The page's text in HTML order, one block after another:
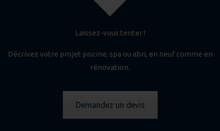
Laissez-vous tenter !
Décrivez votre projet piscine, spa ou abri, en neuf comme en
rénovation.
Demandez un devis